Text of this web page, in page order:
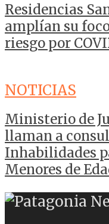
Residencias
amplían su
riesgo por
NOTICIAS
Ministerio de
llaman a
Inhabilidades
Menores de